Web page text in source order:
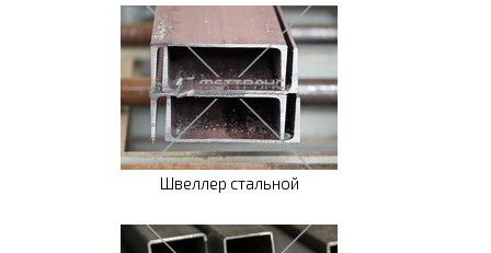
Швеллер стальной